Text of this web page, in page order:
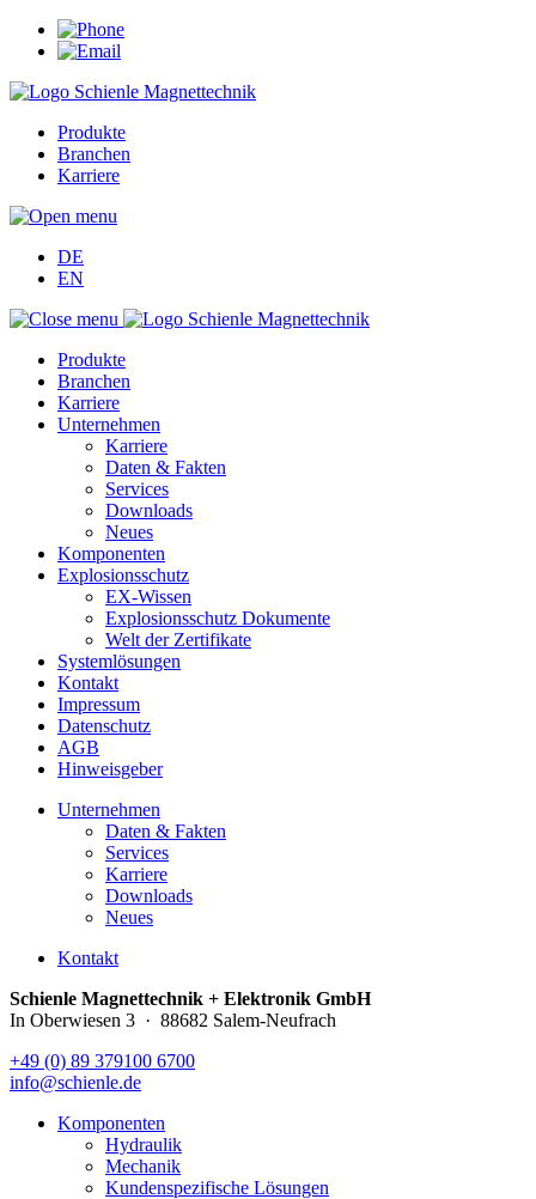
Produkte
Branchen
Karriere
DE
EN
Produkte
Branchen
Karriere
Unternehmen
Karriere
Daten & Fakten
Services
Downloads
Neues
Komponenten
Explosionsschutz
EX-Wissen
Explosionsschutz Dokumente
Welt der Zertifikate
Systemlösungen
Kontakt
Impressum
Datenschutz
AGB
Hinweisgeber
Unternehmen
Daten & Fakten
Services
Karriere
Downloads
Neues
Kontakt
Schienle Magnettechnik + Elektronik GmbH
In Oberwiesen 3 · 88682 Salem-Neufrach
+49 (0) 89 379100 6700
info@schienle.de
Komponenten
Hydraulik
Mechanik
Kundenspezifische Lösungen